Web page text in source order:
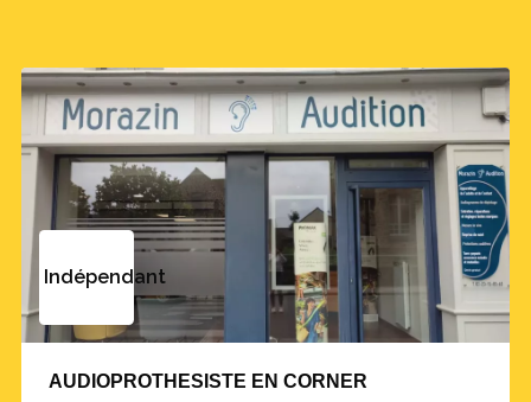
Indépendant
AUDIOPROTHESISTE EN CORNER